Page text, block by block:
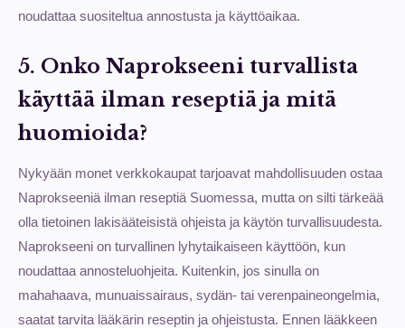
noudattaa suositeltua annostusta ja käyttöaikaa.
5. Onko Naprokseeni turvallista
käyttää ilman reseptiä ja mitä
huomioida?
Nykyään monet verkkokaupat tarjoavat mahdollisuuden ostaa
Naprokseeniä ilman reseptiä Suomessa, mutta on silti tärkeää
olla tietoinen lakisääteisistä ohjeista ja käytön turvallisuudesta.
Naprokseeni on turvallinen lyhytaikaiseen käyttöön, kun
noudattaa annosteluohjeita. Kuitenkin, jos sinulla on
mahahaava, munuaissairaus, sydän- tai verenpaineongelmia,
saatat tarvita lääkärin reseptin ja ohjeistusta. Ennen lääkkeen